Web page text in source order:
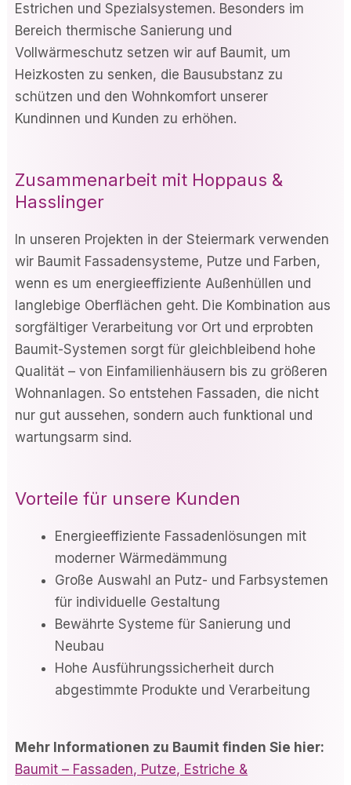
Estrichen und Spezialsystemen. Besonders im
Bereich thermische Sanierung und
Vollwärmeschutz setzen wir auf Baumit, um
Heizkosten zu senken, die Bausubstanz zu
schützen und den Wohnkomfort unserer
Kundinnen und Kunden zu erhöhen.
Zusammenarbeit mit Hoppaus &
Hasslinger
In unseren Projekten in der Steiermark verwenden
wir Baumit Fassadensysteme, Putze und Farben,
wenn es um energieeffiziente Außenhüllen und
langlebige Oberflächen geht. Die Kombination aus
sorgfältiger Verarbeitung vor Ort und erprobten
Baumit-Systemen sorgt für gleichbleibend hohe
Qualität – von Einfamilienhäusern bis zu größeren
Wohnanlagen. So entstehen Fassaden, die nicht
nur gut aussehen, sondern auch funktional und
wartungsarm sind.
Vorteile für unsere Kunden
Energieeffiziente Fassadenlösungen mit
moderner Wärmedämmung
Große Auswahl an Putz- und Farbsystemen
für individuelle Gestaltung
Bewährte Systeme für Sanierung und
Neubau
Hohe Ausführungssicherheit durch
abgestimmte Produkte und Verarbeitung
Mehr Informationen zu Baumit finden Sie hier:
Baumit – Fassaden, Putze, Estriche &